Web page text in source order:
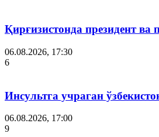
Қирғизистонда президент
06.08.2026, 17:30
6
Инсультга учраган
06.08.2026, 17:00
9